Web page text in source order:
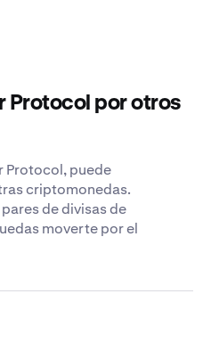
Protocol por otros
Protocol, puede
criptomonedas.
de divisas de
moverte por el